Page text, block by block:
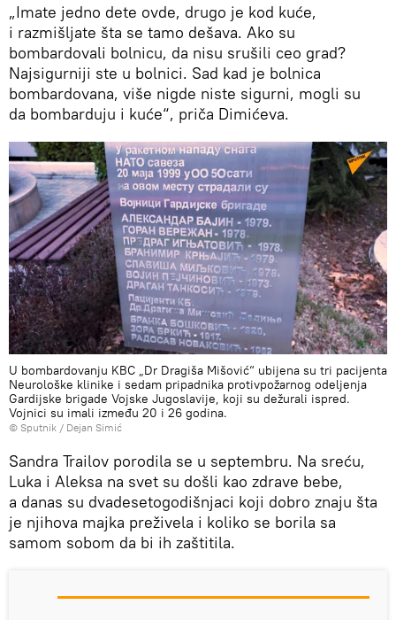
„Imate jedno dete ovde, drugo je kod kuće,
i razmišljate šta se tamo dešava. Ako su
bombardovali bolnicu, da nisu srušili ceo grad?
Najsigurniji ste u bolnici. Sad kad je bolnica
bombardovana, više nigde niste sigurni, mogli su
da bombarduju i kuće“, priča Dimićeva.
U bombardovanju KBC „Dr Dragiša Mišović“ ubijena su tri pacijenta
Neurološke klinike i sedam pripadnika protivpožarnog odeljenja
Gardijske brigade Vojske Jugoslavije, koji su dežurali ispred.
Vojnici su imali između 20 i 26 godina.
© Sputnik / Dejan Simić
Sandra Trailov porodila se u septembru. Na sreću,
Luka i Aleksa na svet su došli kao zdrave bebe,
a danas su dvadesetogodišnjaci koji dobro znaju šta
je njihova majka preživela i koliko se borila sa
samom sobom da bi ih zaštitila.